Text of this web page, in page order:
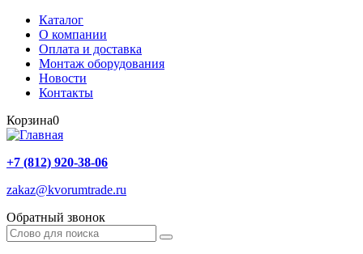
Каталог
О компании
Оплата и доставка
Монтаж оборудования
Новости
Контакты
Корзина0
+7 (812) 920-38-06
zakaz@kvorumtrade.ru
Обратный звонок